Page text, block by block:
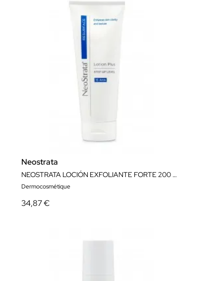
Neostrata
NEOSTRATA LOCIÓN EXFOLIANTE FORTE 200 ml
Dermocosmétique
34,87 €